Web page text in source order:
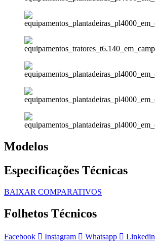
Modelos
Especificações Técnicas
BAIXAR COMPARATIVOS
Folhetos Técnicos
Facebook Instagram Whatsapp Linkedin